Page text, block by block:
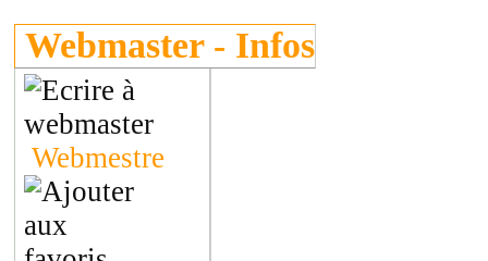
Webmaster - Infos
Webmestre